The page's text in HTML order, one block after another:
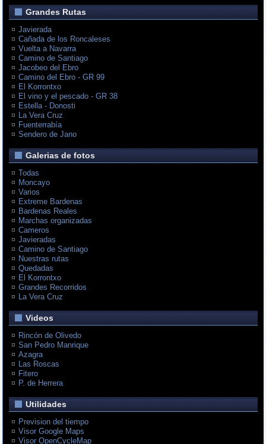
Grandes Rutas
Javierada
Cañada de los Roncaleses
Vuelta a Navarra
Camino de Santiago
Jacobeo del Ebro
Camino del Ebro - GR 99
El Korrontxo
El vino y el pescado - GR 38
Estella - Donosti
La Vera Cruz
Fuenterrabía
Sendero de Jano
Galerias de fotos
Todas
Moncayo
Varios
Extreme Bardenas
Bardenas Reales
Marchas organizadas
Cameros
Javieradas
Camino de Santiago
Nuestras rutas
Quedadas
El Korrontxo
Grandes Recorridos
La Vera Cruz
Videos
Rincón de Olivedo
San Pedro Manrique
Azagra
Las Roscas
Fitero
P. de Herrera
Utilidades
Prevision del tiempo
Visor Google Maps
Visor OpenCycleMap